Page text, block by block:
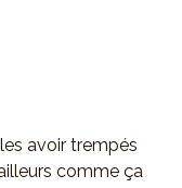
avoir trempés
comme ça